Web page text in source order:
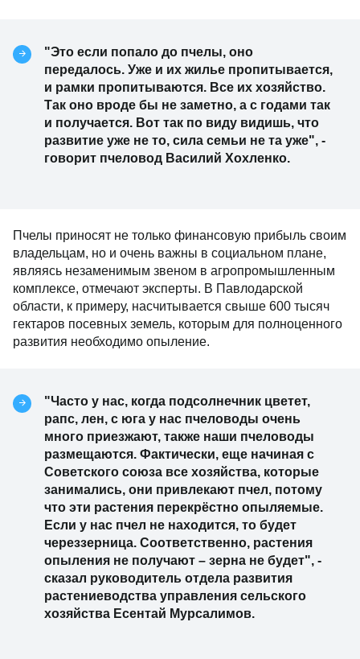
"Это если попало до пчелы, оно
передалось. Уже и их жилье пропитывается,
и рамки пропитываются. Все их хозяйство.
Так оно вроде бы не заметно, а с годами так
и получается. Вот так по виду видишь, что
развитие уже не то, сила семьи не та уже", -
говорит пчеловод Василий Хохленко.
Пчелы приносят не только финансовую прибыль своим
владельцам, но и очень важны в социальном плане,
являясь незаменимым звеном в агропромышленным
комплексе, отмечают эксперты. В Павлодарской
области, к примеру, насчитывается свыше 600 тысяч
гектаров посевных земель, которым для полноценного
развития необходимо опыление.
"Часто у нас, когда подсолнечник цветет,
рапс, лен, с юга у нас пчеловоды очень
много приезжают, также наши пчеловоды
размещаются. Фактически, еще начиная с
Советского союза все хозяйства, которые
занимались, они привлекают пчел, потому
что эти растения перекрёстно опыляемые.
Если у нас пчел не находится, то будет
череззерница. Соответственно, растения
опыления не получают – зерна не будет", -
сказал руководитель отдела развития
растениеводства управления сельского
хозяйства Есентай Мурсалимов.